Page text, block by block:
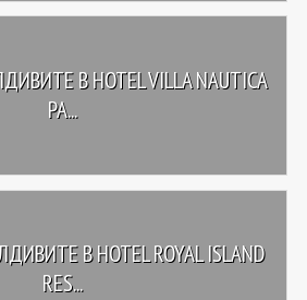
В HOTEL VILLA NAUTICA
PA...
В HOTEL ROYAL ISLAND
RES...